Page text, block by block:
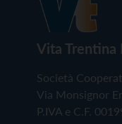
Vita Trentina
Società
Via Monsignor
P.IVA e C.F.